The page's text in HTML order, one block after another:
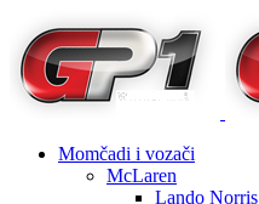
Momčadi i vozači
McLaren
Lando Norris